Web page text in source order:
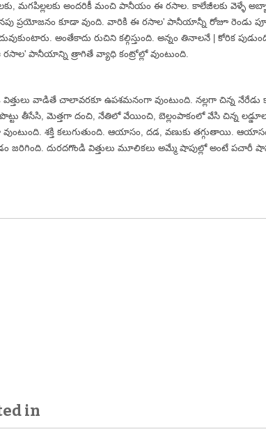
మగపిల్లలకు అందరికీ మంచి పానీయం ఈ రసాల. కాలేజీలకు వెళ్ళే
ప్రయోజనం కూడా వుంది. వారికి ఈ రసాల' పానీయాన్నీ రోజూ రెండు
అంతేకాదు రుచిని కల్గిస్తుంది. అన్నం తినాలనే | కోరిక
పానీయాన్ని త్రాగితే వ్యాధి కంట్రోల్లో వుంటుంది.
విత్తులు వాడితే చాలావరకూ ఉపశమనంగా వుంటుంది. నల్లగా చిన్న
తీసేసి, మెత్తగా దంచి, నేతిలో వేయించి, బెల్లంపాకంలో వేసి చిన్న
శక్తి కలుగుతుంది. ఆయాసం, దడ, వణుకు తగ్గుతాయి.
జరిగింది. దురదగొండి విత్తులు మూలికలు అమ్మే షాపుల్లో అంటే పచారీ
in